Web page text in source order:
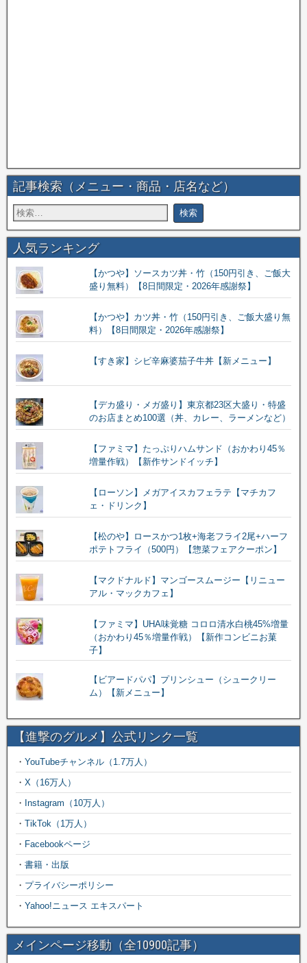
記事検索（メニュー・商品・店名など）
人気ランキング
【かつや】ソースカツ丼・竹（150円引き、ご飯大
盛り無料）【8日間限定・2026年感謝祭】
【かつや】カツ丼・竹（150円引き、ご飯大盛り無
料）【8日間限定・2026年感謝祭】
【すき家】シビ辛麻婆茄子牛丼【新メニュー】
【デカ盛り・メガ盛り】東京都23区大盛り・特盛
のお店まとめ100選（丼、カレー、ラーメンなど）
【ファミマ】たっぷりハムサンド（おかわり45％
増量作戦）【新作サンドイッチ】
【ローソン】メガアイスカフェラテ【マチカフ
ェ・ドリンク】
【松のや】ロースかつ1枚+海老フライ2尾+ハーフ
ポテトフライ（500円）【惣菜フェアクーポン】
【マクドナルド】マンゴースムージー【リニュー
アル・マックカフェ】
【ファミマ】UHA味覚糖 コロロ清水白桃45%増量
（おかわり45％増量作戦）【新作コンビニお菓
子】
【ビアードパパ】プリンシュー（シュークリー
ム）【新メニュー】
【進撃のグルメ】公式リンク一覧
・ YouTubeチャンネル（1.7万人）
・ X（16万人）
・ Instagram（10万人）
・ TikTok（1万人）
・ Facebookページ
・ 書籍・出版
・ プライバシーポリシー
・ Yahoo!ニュース エキスパート
メインページ移動（全10900記事）